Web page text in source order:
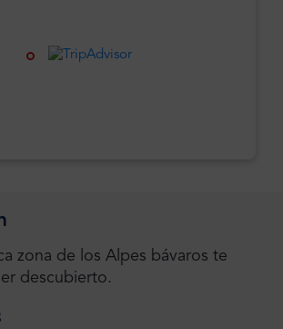
zona de los Alpes bávaros te
descubierto.